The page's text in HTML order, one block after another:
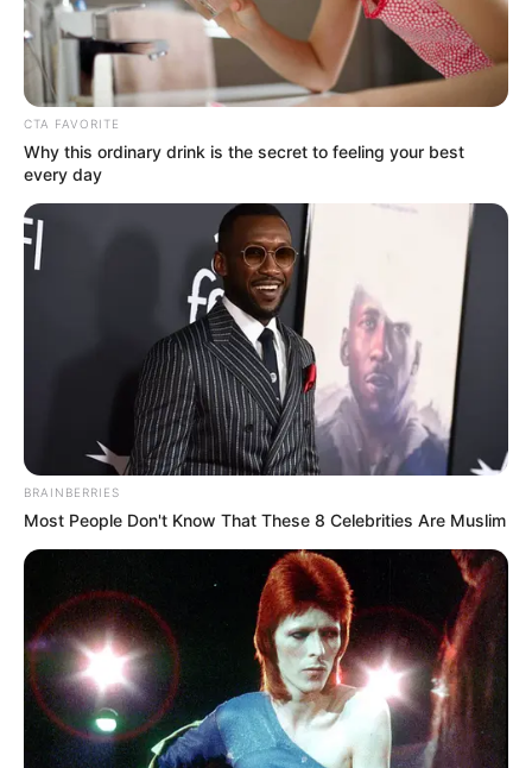
autópálya zuglói szakaszán
történt a tragédia: egy
autó nagy sebességgel áttörte a szalagkorlátot,
majd a zajvédőfalnak csapódott. A járműben
ketten utaztak: az édesapa, akit súlyos sérülésekkel
szállítottak kórházba, illetve 20 éves fia, akinek
életét már nem tudták megmenteni.
ATV2úgy tudja, a sofőr a fiatal sportoló volt, és a
baleset körülményeinek leírása teljes mértékben
CTA FAVORITE
Why this ordinary drink is the secret to feeling your best
every day
BRAINBERRIES
Most People Don't Know That These 8 Celebrities Are Muslim